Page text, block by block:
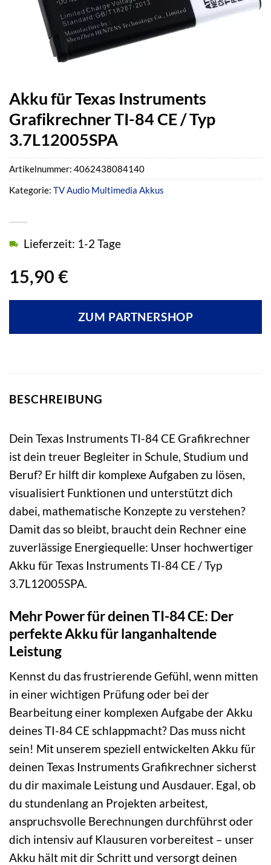
Akku für Texas Instruments
Grafikrechner TI-84 CE / Typ
3.7L12005SPA
15,90 €
Lieferzeit: 1-2 Tage
ZUM PARTNERSHOP
Artikelnummer: 4062438084140
Kategorie: TV Audio Multimedia Akkus
BESCHREIBUNG
Dein Texas Instruments TI-84 CE Grafikrechner
ist dein treuer Begleiter in Schule, Studium und
Beruf? Er hilft dir komplexe Aufgaben zu lösen,
visualisiert Funktionen und unterstützt dich
dabei, mathematische Konzepte zu verstehen?
Damit das so bleibt, braucht dein Rechner eine
zuverlässige Energiequelle: Unser hochwertiger
Akku für Texas Instruments TI-84 CE / Typ
3.7L12005SPA.
Mehr Power für deinen TI-84 CE: Der
perfekte Akku für langanhaltende
Leistung
Kennst du das frustrierende Gefühl, wenn mitten
in einer wichtigen Prüfung oder bei der
Bearbeitung einer komplexen Aufgabe der Akku
deines TI-84 CE schlappmacht? Das muss nicht
sein! Mit unserem speziell entwickelten Akku für
deinen Texas Instruments Grafikrechner sicherst
du dir maximale Leistung und Ausdauer. Egal, ob
du stundenlang an Projekten arbeitest,
anspruchsvolle Berechnungen durchführst oder
dich intensiv auf Klausuren vorbereitest – unser
Akku hält mit dir Schritt und versorgt deinen